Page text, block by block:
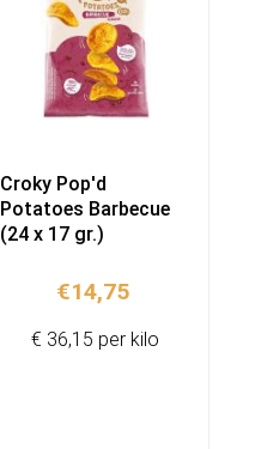
Croky Pop'd
Potatoes Barbecue
(24 x 17 gr.)
€14,75
€ 36,15 per kilo